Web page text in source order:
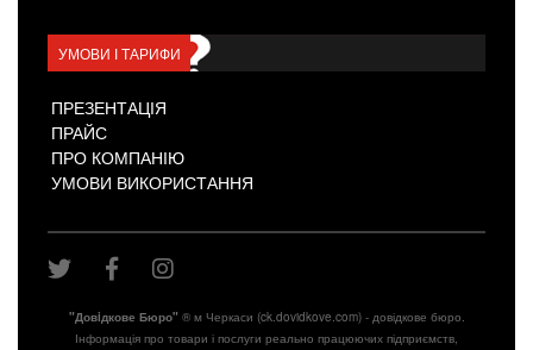
УМОВИ І ТАРИФИ
ПРЕЗЕНТАЦІЯ
ПРАЙС
ПРО КОМПАНІЮ
УМОВИ ВИКОРИСТАННЯ
"Довiдкове Бюро"® м Черкаси (ck.dovidkove.com) - довідкове бюро.
Інформація про товари і послуги реально працюючих підприємств,